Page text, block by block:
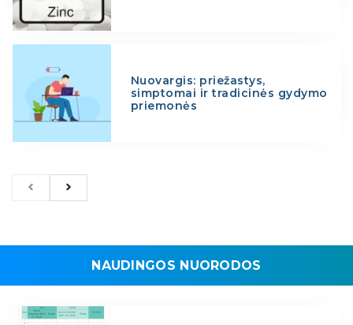
Nuovargis: priežastys,
simptomai ir tradicinės gydymo
priemonės
NAUDINGOS NUORODOS